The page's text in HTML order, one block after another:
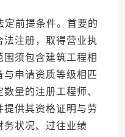
前提条件。首要的
法注册，取得营业执
须包含建筑工程相
与申请资质等级相匹
量的注册工程师、
供其资格证明与劳
务状况、过往业绩